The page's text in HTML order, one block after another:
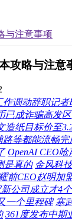
与注意事项
攻略与注意
调动辞职记者
已成诈骗高发
造纸目标价至
等都能流畅完
OpenAI CEO
是真的 金风科
前CEO赵明加
公司成立才4
一个里程碑 寒
361度发布中期